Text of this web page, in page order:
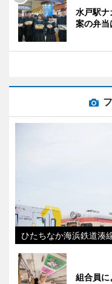
水戸駅
案の弁当
ひたちなか海浜鉄道湊
組合員に